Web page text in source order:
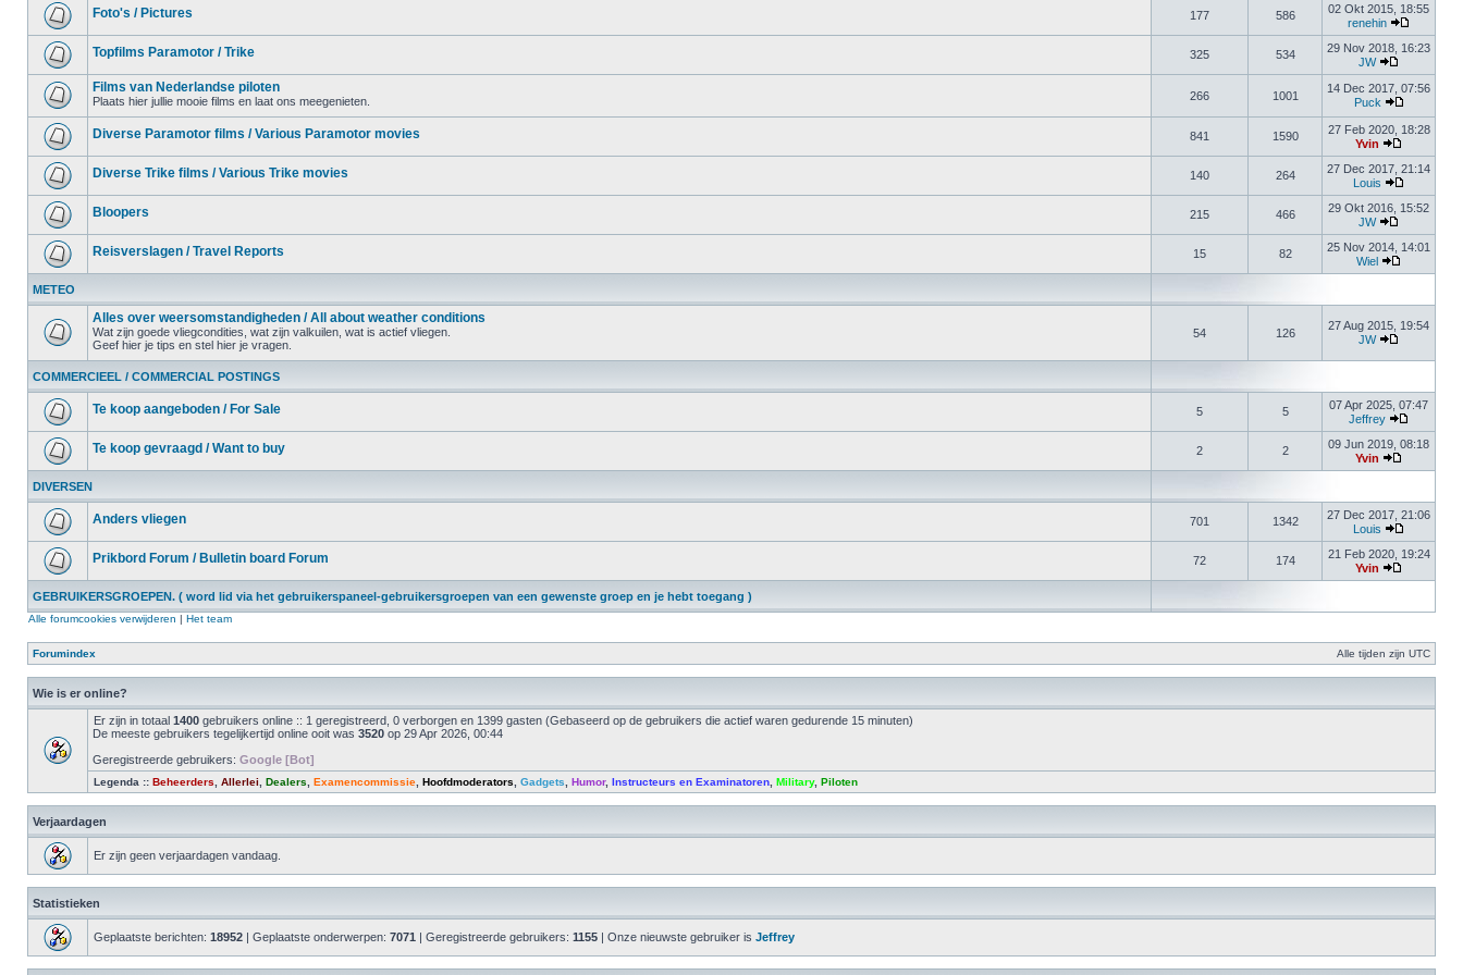
Foto's / Pictures 177 586
02 Okt 2015, 18:55
renehin
Topfilms Paramotor / Trike 325 534
29 Nov 2018, 16:23
JW
Films van Nederlandse piloten
Plaats hier jullie mooie films en laat ons meegenieten. 266 1001
14 Dec 2017, 07:56
Puck
Diverse Paramotor films / Various Paramotor movies 841 1590
27 Feb 2020, 18:28
Yvin
Diverse Trike films / Various Trike movies 140 264
27 Dec 2017, 21:14
Louis
Bloopers 215 466
29 Okt 2016, 15:52
JW
Reisverslagen / Travel Reports 15 82
25 Nov 2014, 14:01
Wiel
METEO
Alles over weersomstandigheden / All about weather conditions
Wat zijn goede vliegcondities, wat zijn valkuilen, wat is actief vliegen.
Geef hier je tips en stel hier je vragen.
54 126
27 Aug 2015, 19:54
JW
COMMERCIEEL / COMMERCIAL POSTINGS
Te koop aangeboden / For Sale 5 5
07 Apr 2025, 07:47
Jeffrey
Te koop gevraagd / Want to buy 2 2
09 Jun 2019, 08:18
Yvin
DIVERSEN
Anders vliegen 701 1342
27 Dec 2017, 21:06
Louis
Prikbord Forum / Bulletin board Forum 72 174
21 Feb 2020, 19:24
Yvin
GEBRUIKERSGROEPEN. ( word lid via het gebruikerspaneel-gebruikersgroepen van een gewenste groep en je hebt toegang )
Alle forumcookies verwijderen | Het team
Forumindex Alle tijden zijn UTC
Wie is er online?
Er zijn in totaal 1400 gebruikers online :: 1 geregistreerd, 0 verborgen en 1399 gasten (Gebaseerd op de gebruikers die actief waren gedurende 15 minuten)
De meeste gebruikers tegelijkertijd online ooit was 3520 op 29 Apr 2026, 00:44
Geregistreerde gebruikers: Google [Bot]
Legenda :: Beheerders Allerlei Dealers Examencommissie Hoofdmoderators Gadgets Humor, Instructeurs en Examinatoren Military, Piloten
Verjaardagen
Er zijn geen verjaardagen vandaag.
Statistieken
Geplaatste berichten: 18952 | Geplaatste onderwerpen: 7071 | Geregistreerde gebruikers: 1155 | Onze nieuwste gebruiker is Jeffrey